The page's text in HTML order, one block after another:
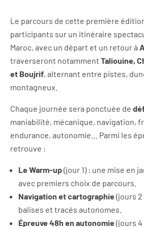
Le parcours de cette première
participants sur un itinéraire
Maroc, avec un départ et un retour à
traverseront notamment Taliouine,
et Boujrif, alternant entre pistes,
montagneux.
Chaque journée sera ponctuée de
maniabilité, mécanique, navigation,
endurance, autonomie… Parmi les
retrouve :
Le Warm-up(jour 1) : une mise en
avec premiers choix de parcours.
Navigation et cartographie (jours
balises et tracés autonomes.
Épreuve 48h en autonomie (jours